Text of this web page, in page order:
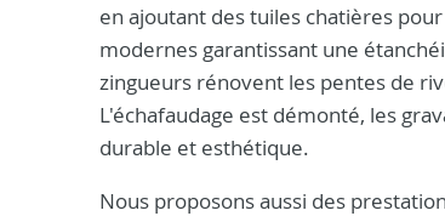
en ajoutant des tuiles chatières
modernes garantissant une
zingueurs rénovent les pentes de
L'échafaudage est démonté, les
durable et esthétique.
Nous proposons aussi des